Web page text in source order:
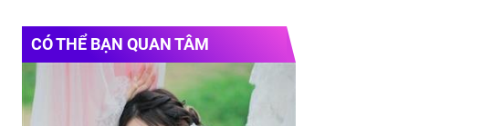
CÓ THỂ BẠN QUAN TÂM